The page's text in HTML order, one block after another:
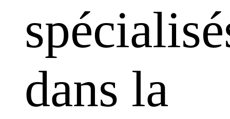
dans la